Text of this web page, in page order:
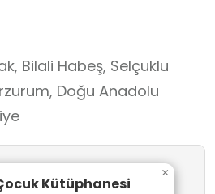
ebeveynlere yönelik
oyun treni ve büyük bir
kitaplarını okuduktan
da keyifli zaman
Bilali Habeş, Selçuklu
Doğu Anadolu
Kütüphanesi
×